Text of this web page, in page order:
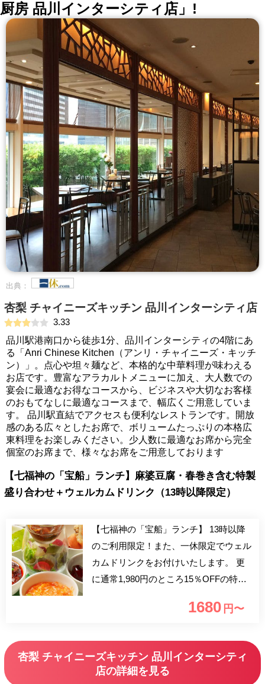
厨房 品川インターシティ店」!
出典：
杏梨 チャイニーズキッチン 品川インターシティ店
3.33
品川駅港南口から徒歩1分、品川インターシティの4階にあ
る「Anri Chinese Kitchen（アンリ・チャイニーズ・キッチ
ン）」。点心や坦々麺など、本格的な中華料理が味わえる
お店です。豊富なアラカルトメニューに加え、大人数での
宴会に最適なお得なコースから、ビジネスや大切なお客様
のおもてなしに最適なコースまで、幅広くご用意していま
す。 品川駅直結でアクセスも便利なレストランです。開放
感のある広々としたお席で、ボリュームたっぷりの本格広
東料理をお楽しみください。少人数に最適なお席から完全
個室のお席まで、様々なお席をご用意しております
【七福神の「宝船」ランチ】麻婆豆腐・春巻き含む特製
盛り合わせ＋ウェルカムドリンク（13時以降限定）
【七福神の「宝船」ランチ】 13時以降
のご利用限定！また、一休限定でウェル
カムドリンクをお付けいたします。 更
に通常1,980円のところ15％OFFの特別
ント！ 大海老のチリソースや麻婆豆
など本格中国料理を少しずつお愉しみい
ただける充実ランチコースです。 ■おす
すめ利用シーン ご家族やご友人とのお
1680 円〜
杏梨 チャイニーズキッチン 品川インターシティ
店の詳細を見る